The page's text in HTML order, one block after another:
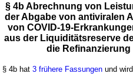
§ 4b Abrechnung von
der Abgabe von antiviralen
von COVID-19-
aus der Liquiditätsreserve
die
§ 4b hat3 frühere Fassungen und